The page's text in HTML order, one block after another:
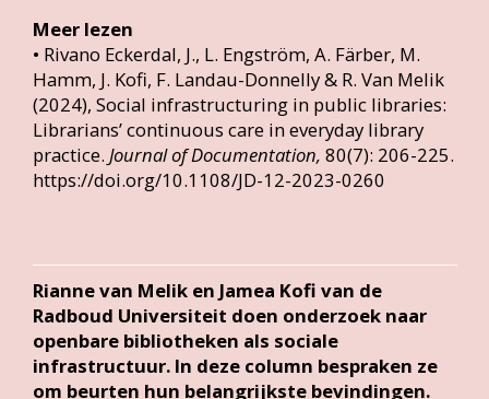
Meer lezen
• Rivano Eckerdal, J., L. Engström, A. Färber, M.
Hamm, J. Kofi, F. Landau-Donnelly & R. Van Melik
(2024), Social infrastructuring in public libraries:
Librarians’ continuous care in everyday library
practice. Journal of Documentation, 80(7): 206-225.
https://doi.org/10.1108/JD-12-2023-0260
Rianne van Melik en Jamea Kofi van de
Radboud Universiteit doen onderzoek naar
openbare bibliotheken als sociale
infrastructuur. In deze column bespraken ze
om beurten hun belangrijkste bevindingen.